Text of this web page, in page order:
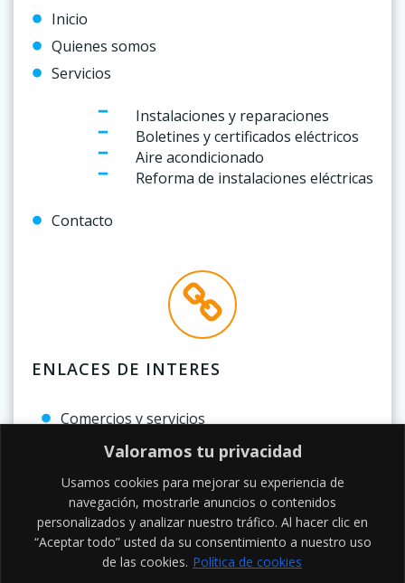
Valoramos tu privacidad
Usamos cookies para mejorar su experiencia de
navegación, mostrarle anuncios o contenidos
personalizados y analizar nuestro tráfico. Al hacer clic en
“Aceptar todo” usted da su consentimiento a nuestro uso
de las cookies. Política de cookies
Inicio
Quienes somos
Servicios
Instalaciones y reparaciones
Boletines y certificados eléctricos
Aire acondicionado
Reforma de instalaciones eléctricas
Contacto
ENLACES DE INTERES
Comercios y servicios
Política de privacidad
Aviso legal
Política de Cookies